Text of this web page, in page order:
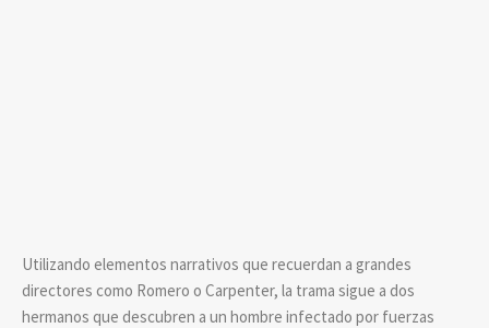
Utilizando elementos narrativos que recuerdan a grandes
directores como Romero o Carpenter, la trama sigue a dos
hermanos que descubren a un hombre infectado por fuerzas